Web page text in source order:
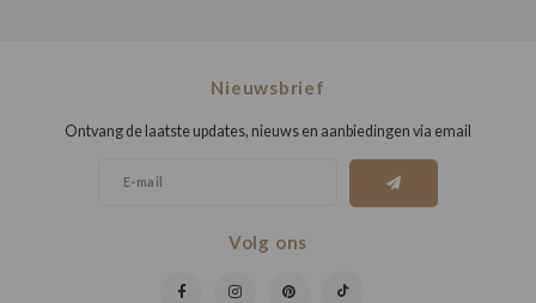
Nieuwsbrief
Ontvang de laatste updates, nieuws en aanbiedingen via email
Volg ons